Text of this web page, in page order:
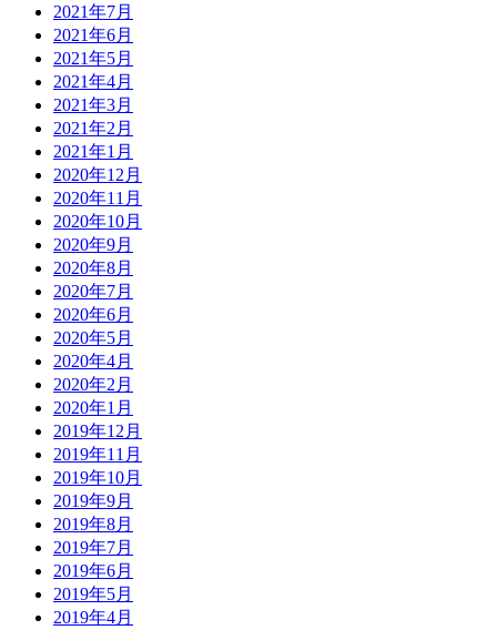
2021年7月
2021年6月
2021年5月
2021年4月
2021年3月
2021年2月
2021年1月
2020年12月
2020年11月
2020年10月
2020年9月
2020年8月
2020年7月
2020年6月
2020年5月
2020年4月
2020年2月
2020年1月
2019年12月
2019年11月
2019年10月
2019年9月
2019年8月
2019年7月
2019年6月
2019年5月
2019年4月